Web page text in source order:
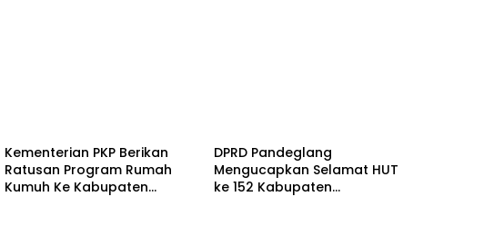
Kementerian PKP Berikan
Ratusan Program Rumah
Kumuh Ke Kabupaten
DPRD Pandeglang
Mengucapkan Selamat HUT
ke 152 Kabupaten